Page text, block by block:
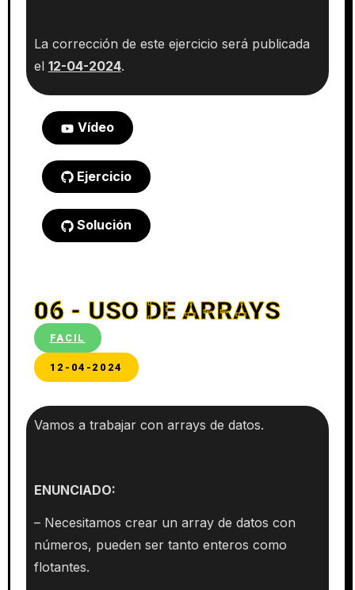
La corrección de este ejercicio será publicada
el 12-04-2024.
Vídeo
Ejercicio
Solución
06 - USO DE ARRAYS
FACIL
12-04-2024
Vamos a trabajar con arrays de datos.
ENUNCIADO:
– Necesitamos crear un array de datos con
números, pueden ser tanto enteros como
flotantes.